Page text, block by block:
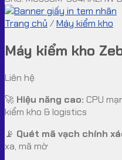
Trang chủ /Máy kiểm kho
Máy kiểm kho
Liên hệ
🚀 Hiệu năng cao: CPU
kiểm kho & logistics
📡 Quét mã vạch chính
xa, mã mờ